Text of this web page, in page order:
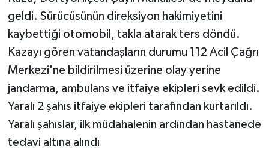
geldi. Sürücüsünün direksiyon hakimiyetini
kaybettiği otomobil, takla atarak ters döndü.
Kazayı gören vatandaşların durumu 112 Acil Çağrı
Merkezi'ne bildirilmesi üzerine olay yerine
jandarma, ambulans ve itfaiye ekipleri sevk edildi.
Yaralı 2 şahıs itfaiye ekipleri tarafından kurtarıldı.
Yaralı şahıslar, ilk müdahalenin ardından hastanede
tedavi altına alındı